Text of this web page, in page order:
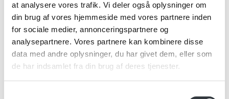
at analysere vores trafik. Vi deler også oplysninger om
din brug af vores hjemmeside med vores partnere inden
for sociale medier, annonceringspartnere og
analysepartnere. Vores partnere kan kombinere disse
data med andre oplysninger, du har givet dem, eller som
de har indsamlet fra din brug af deres tjenester.
Telefonnr.*